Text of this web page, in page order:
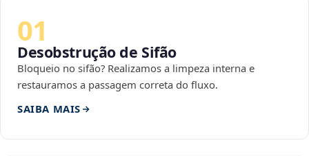
01
Desobstrução de Sifão
Bloqueio no sifão? Realizamos a limpeza interna e
restauramos a passagem correta do fluxo.
SAIBA MAIS